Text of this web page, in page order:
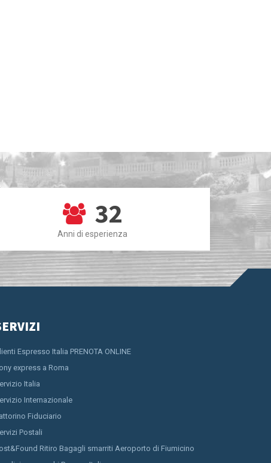
32
Anni di esperienza
Espresso Italia PRENOTA ONLINE
express a Roma
Italia
Internazionale
Fiduciario
Postali
Ritiro Bagagli smarriti Aeroporto di Fiumicino